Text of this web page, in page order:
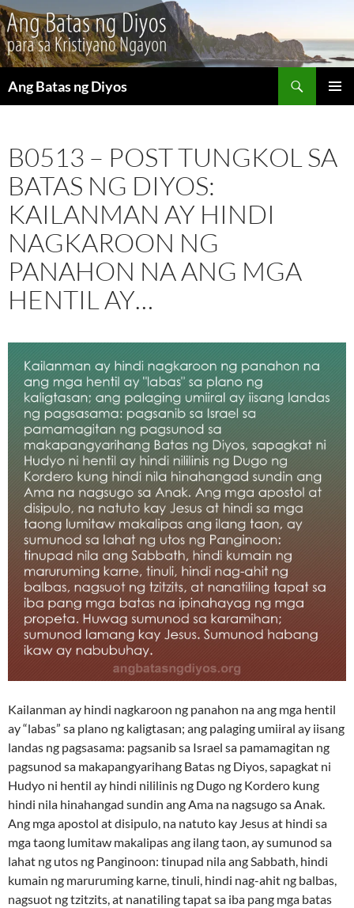
Ang Batas ng Diyos
B0513 – POST TUNGKOL SA
BATAS NG DIYOS:
KAILANMAN AY HINDI
NAGKAROON NG
PANAHON NA ANG MGA
HENTIL AY…
Kailanman ay hindi nagkaroon ng panahon na ang mga hentil
ay “labas” sa plano ng kaligtasan; ang palaging umiiral ay iisang
landas ng pagsasama: pagsanib sa Israel sa pamamagitan ng
pagsunod sa makapangyarihang Batas ng Diyos, sapagkat ni
Hudyo ni hentil ay hindi nililinis ng Dugo ng Kordero kung
hindi nila hinahangad sundin ang Ama na nagsugo sa Anak.
Ang mga apostol at disipulo, na natuto kay Jesus at hindi sa
mga taong lumitaw makalipas ang ilang taon, ay sumunod sa
lahat ng utos ng Panginoon: tinupad nila ang Sabbath, hindi
kumain ng maruruming karne, tinuli, hindi nag-ahit ng balbas,
nagsuot ng tzitzits, at nanatiling tapat sa iba pang mga batas